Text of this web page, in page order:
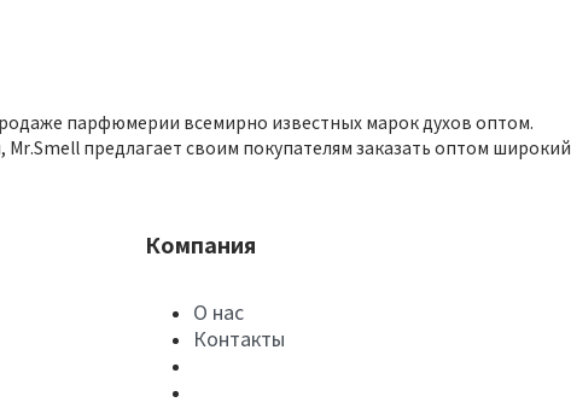
парфюмерии всемирно известных марок духов оптом.
предлагает своим покупателям заказать оптом широкий
Компания
О нас
Контакты